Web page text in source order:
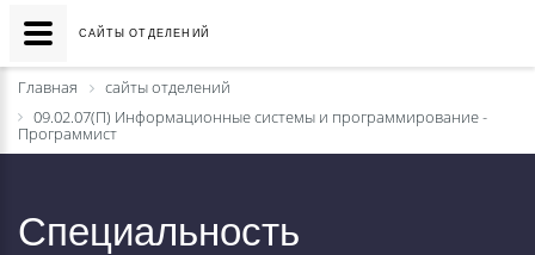
Главная
сайты отделений
09.02.07(П) Информационные системы и программирование -
Программист
Специальность
САЙТЫ ОТДЕЛЕНИЙ